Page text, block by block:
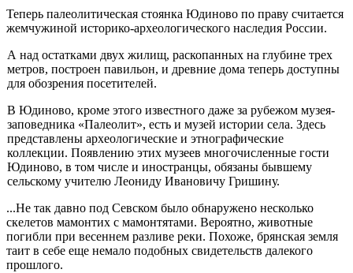
Теперь палеолитическая стоянка Юдиново по праву считается
жемчужи­ной историко-археологического насле­дия России.
А над остатками двух жилищ, рас­копанных на глубине трех
метров, по­строен павильон, и древние дома те­перь доступны
для обозрения посети­телей.
В Юдиново, кроме этого извест­ного даже за рубежом музея-
заповед­ника «Палеолит», есть и музей истории села. Здесь
представлены археологи­ческие и этнографические
коллекции. Появлению этих музеев многочислен­ные гости
Юдиново, в том числе и ино­странцы, обязаны бывшему
сельскому учителю Леониду Ивановичу Гришину.
...Не так давно под Севском было обнаружено несколько
скелетов мамонтих с мамонтятами. Вероятно, жи­вотные
погибли при весеннем разливе реки. Похоже, брянская земля
таит в себе еще немало подобных свиде­тельств далекого
прошлого.